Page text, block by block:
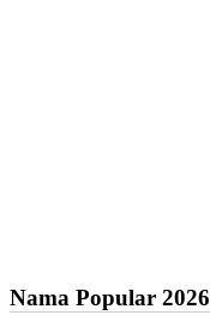
Nama Popular 2026